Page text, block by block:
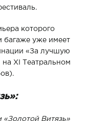
которого
багаже уже имеет
«За лучшую
XI Театральном
Витязь»